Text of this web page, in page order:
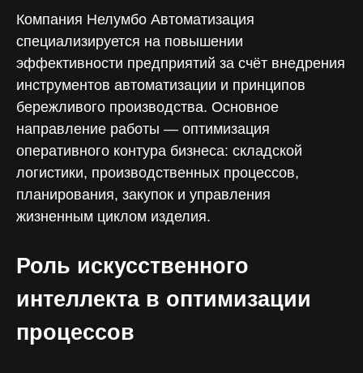
Компания Нелумбо Автоматизация
специализируется на повышении
эффективности предприятий за счёт внедрения
инструментов автоматизации и принципов
бережливого производства. Основное
направление работы — оптимизация
оперативного контура бизнеса: складской
логистики, производственных процессов,
планирования, закупок и управления
жизненным циклом изделия.
Роль искусственного
интеллекта в оптимизации
процессов